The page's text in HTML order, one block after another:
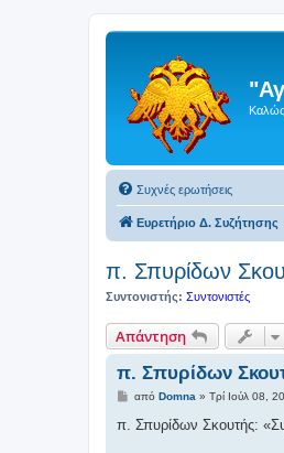
Καλώς
Συχνές ερωτήσεις
Ευρετήριο Δ. Συζήτησης
π. Σπυρίδων
Συντονιστής: Συντονιστές
Απάντηση
π. Σπυρίδων
Δ
μ
από Domna » Τρί Ιούλ 08,
π. Σπυρίδων Σκουτής: